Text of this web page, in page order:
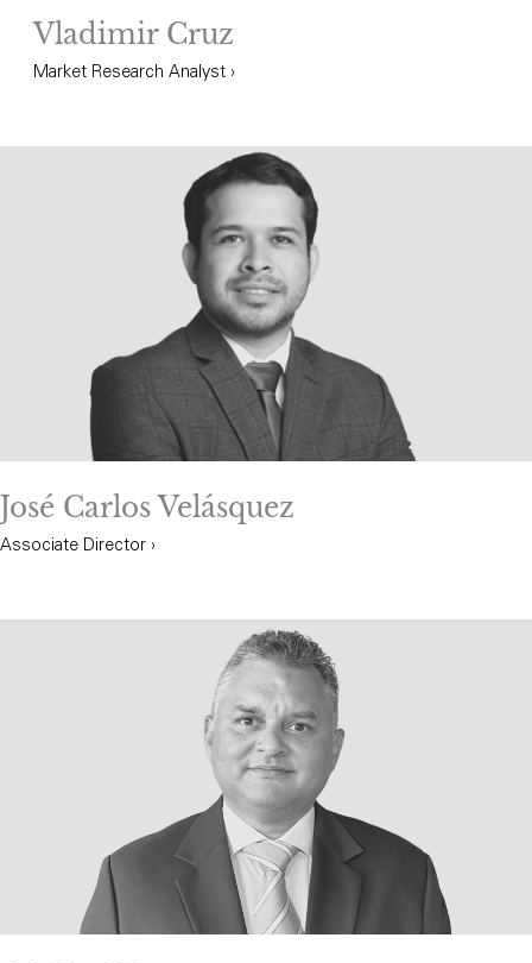
Vladimir Cruz
Market Research Analyst ›
José Carlos Velásquez
Associate Director ›